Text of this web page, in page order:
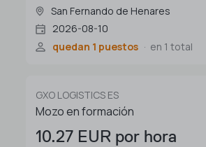
San Fernando de Henares
2026-08-10
quedan 1 puestos
en 1 total
GXO LOGISTICS ES
Mozo en formación
10.27 EUR por hora